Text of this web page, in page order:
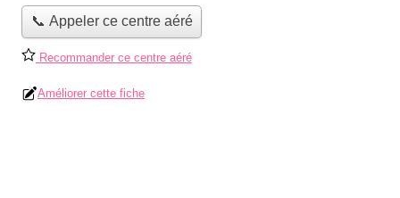
📞 Appeler ce centre aéré
Recommander ce centre aéré
Améliorer cette fiche